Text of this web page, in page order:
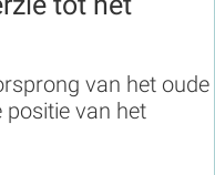
van het oude
positie van het